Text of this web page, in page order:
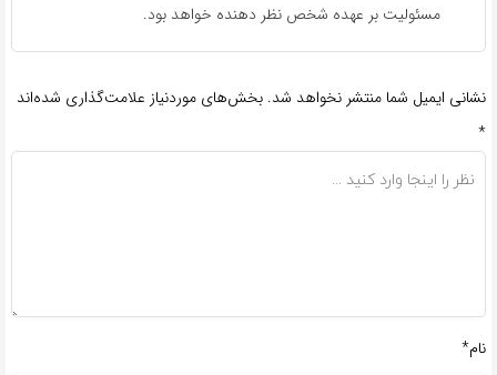
مسئولیت بر عهده شخص نظر دهنده خواهد بود.
نشانی ایمیل شما منتشر نخواهد شد. بخش‌های موردنیاز علامت‌گذاری شده‌اند
*
نام*